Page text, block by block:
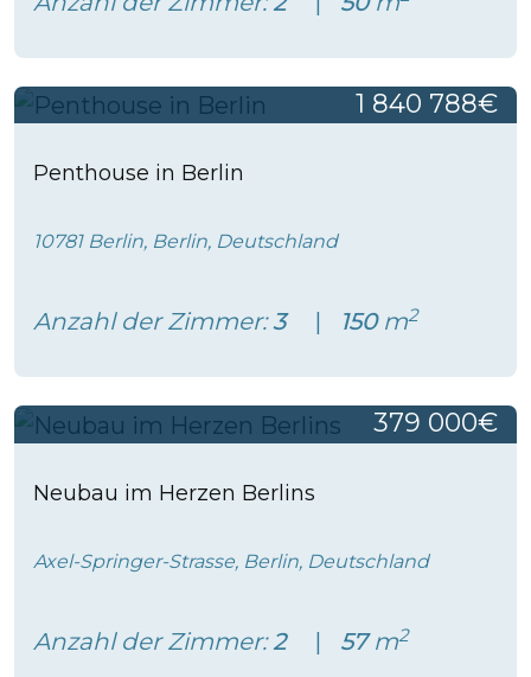
1 840 788€
Penthouse in Berlin
10781 Berlin, Berlin, Deutschland
Anzahl der Zimmer:3 150m2
379 000€
Neubau im Herzen Berlins
Axel-Springer-Strasse, Berlin, Deutschland
Anzahl der Zimmer:2 57m2